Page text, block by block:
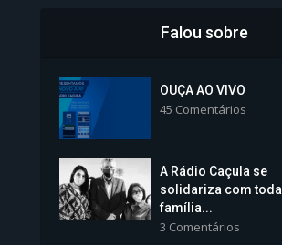
Colégios da Polícia...
Falou sobre
OUÇA AO VIVO
45 Comentários
A Rádio Caçula se
solidariza com toda
família...
3 Comentários